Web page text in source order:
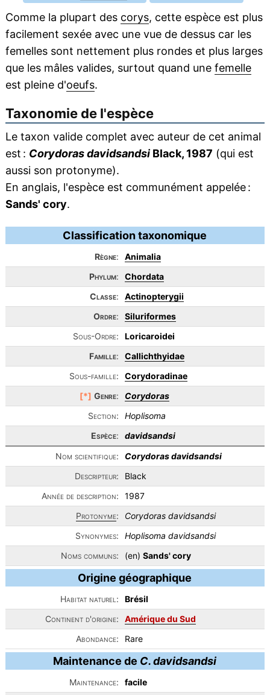
Comme la plupart des corys, cette espèce est plus
facilement sexée avec une vue de dessus car les
femelles sont nettement plus rondes et plus larges
que les mâles valides, surtout quand une femelle
est pleine d'oeufs.
Taxonomie de l'espèce
Le taxon valide complet avec auteur de cet animal
est : Corydoras davidsandsiBlack, 1987 (qui est
aussi son protonyme).
En anglais, l'espèce est communément appelée :
Sands' cory.
Classification taxonomique
Règne:
Animalia
Phylum:
Chordata
Classe:
Actinopterygii
Ordre:
Siluriformes
Sous-Ordre:
Loricaroidei
Famille:
Callichthyidae
Sous-famille:
Corydoradinae
[*] Genre:
Corydoras
Section:
Hoplisoma
Espèce:
davidsandsi
Nom scientifique:
Corydoras davidsandsi
Descripteur:
Black
Année de description:
1987
Protonyme:
Corydoras davidsandsi
Synonymes:
Hoplisoma davidsandsi
Noms communs:
(en) Sands' cory
Origine géographique
Habitat naturel:
Brésil
Continent d'origine:
Amérique du Sud
Abondance:
Rare
Maintenance de C. davidsandsi
Maintenance: facile